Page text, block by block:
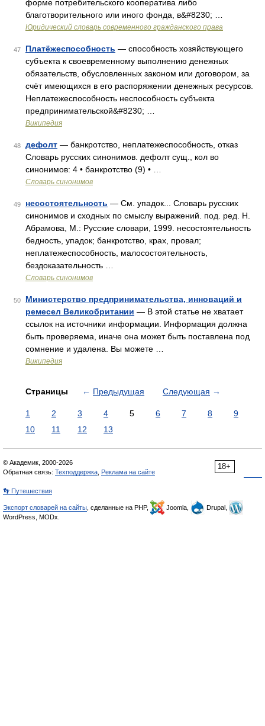
форме потребительского кооператива либо
благотворительного или иного фонда, в&#8230; …
Юридический словарь современного гражданского права
47 Платёжеспособность — способность хозяйствующего
субъекта к своевременному выполнению денежных
обязательств, обусловленных законом или договором, за
счёт имеющихся в его распоряжении денежных ресурсов.
Неплатежеспособность неспособность субъекта
предпринимательской&#8230; …
Википедия
48 дефолт — банкротство, неплатежеспособность, отказ
Словарь русских синонимов. дефолт сущ., кол во
синонимов: 4 • банкротство (9) • …
Словарь синонимов
49 несостоятельность — См. упадок... Словарь русских
синонимов и сходных по смыслу выражений. под. ред. Н.
Абрамова, М.: Русские словари, 1999. несостоятельность
бедность, упадок; банкротство, крах, провал;
неплатежеспособность, малосостоятельность,
бездоказательность …
Словарь синонимов
50
Министерство предпринимательства, инноваций и
ремесел Великобритании — В этой статье не хватает
ссылок на источники информации. Информация должна
быть проверяема, иначе она может быть поставлена под
сомнение и удалена. Вы можете …
Википедия
Страницы ← Предыдущая Следующая →
1 2 3 4 5 6 7 8
9
10
11 12 13
18+
© Академик, 2000-2026
Обратная связь: Техподдержка Реклама на сайте
👣 Путешествия
Экспорт словарей на сайты , сделанные на PHP, Joomla,
Drupal,
WordPress, MODx.